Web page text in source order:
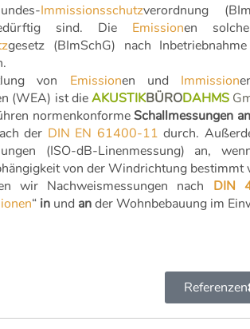
Immissionsschutzverordnung
sind. Die Emissionen
gesetz (BImSchG) nach
von Emissionen und Immission
(WEA) ist dieAKUSTIKBÜRODAHMS
normenkonformeSchallmessungen
der DIN EN 61400-11 durch.
(ISO-dB-Linenmessung) an,
von der Windrichtung bestimmt
wir Nachweismessungen nach DIN
“ in und ander Wohnbebauung im
Referenzen